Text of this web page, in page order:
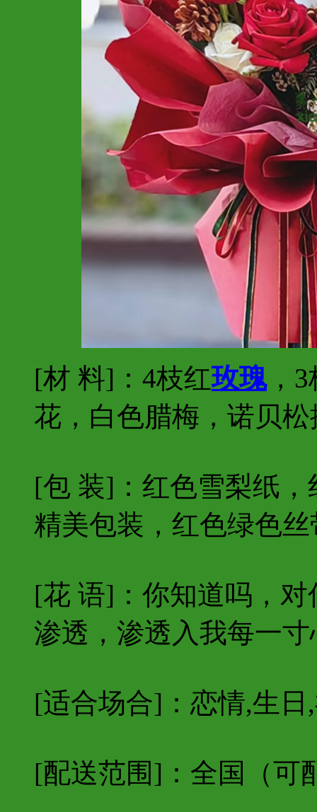
[材 料]：4枝红玫瑰，3
花，白色腊梅，诺贝松
[包 装]：红色雪梨纸，
精美包装，红色绿色
[花 语]：你知道吗，
渗透，渗透入我每一
[适合场合]：恋情,生日
[配送范围]： 全国（可